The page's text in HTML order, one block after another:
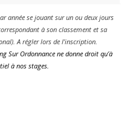
année se jouant sur un ou deux jours
à son classement et sa
A régler lors de l’inscription.
Sur Ordonnance ne donne droit qu’à
à nos stages.